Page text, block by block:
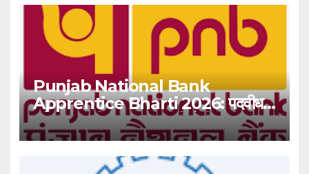
Punjab National Bank
Apprentice Bharti 2026: पदवीधर
उमेदवारांसाठी ५१३८ जागांची मोठी संधी!